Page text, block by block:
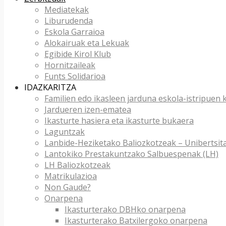
Mediatekak
Liburudenda
Eskola Garraioa
Alokairuak eta Lekuak
Egibide Kirol Klub
Hornitzaileak
Funts Solidarioa
IDAZKARITZA
Familien edo ikasleen jarduna eskola-istripuen
Jardueren izen-ematea
Ikasturte hasiera eta ikasturte bukaera
Laguntzak
Lanbide-Heziketako Baliozkotzeak –
Lantokiko Prestakuntzako Salbuespenak (LH)
LH Baliozkotzeak
Matrikulazioa
Non Gaude?
Onarpena
Ikasturterako DBHko onarpena
Ikasturterako Batxilergoko onarpena